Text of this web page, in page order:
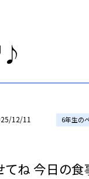
♪
12/11 6年生の
ね 今日の食